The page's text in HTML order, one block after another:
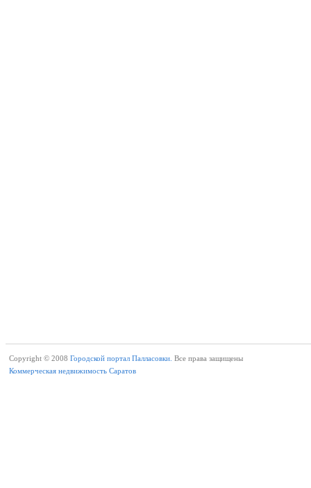
Copyright © 2008 Городской портал Палласовки. Все права защищены
Коммерческая недвижимость Саратов